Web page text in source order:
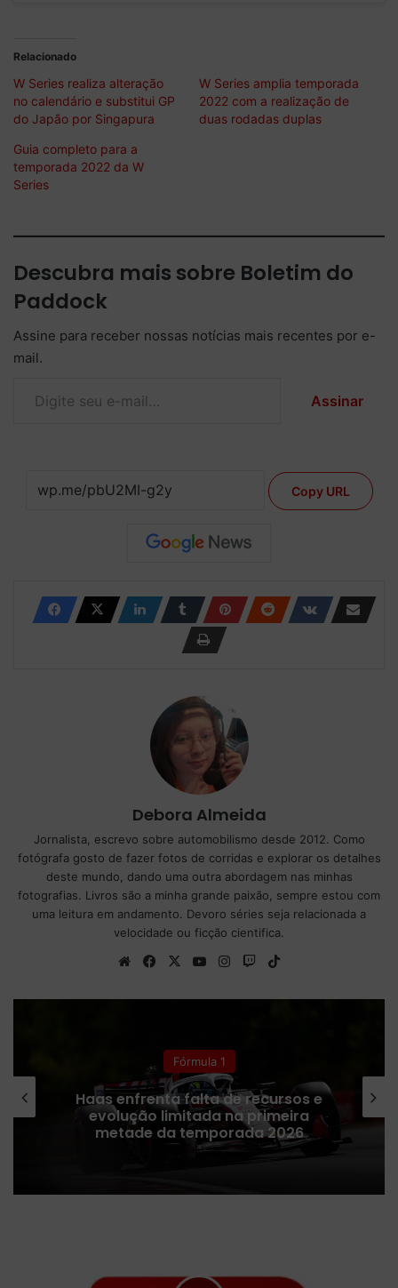
Relacionado
W Series realiza alteração
no calendário e substitui GP
do Japão por Singapura
W Series amplia temporada
2022 com a realização de
duas rodadas duplas
Guia completo para a
temporada 2022 da W
Series
Descubra mais sobre Boletim do
Paddock
Assine para receber nossas notícias mais recentes por e-
mail.
Assinar
Copy URL
Debora Almeida
Jornalista, escrevo sobre automobilismo desde 2012. Como
fotógrafa gosto de fazer fotos de corridas e explorar os detalhes
deste mundo, dando uma outra abordagem nas minhas
fotografias. Livros são a minha grande paixão, sempre estou com
uma leitura em andamento. Devoro séries seja relacionada a
velocidade ou ficção cientifica.
We
te
Fa
bo
X
Yo
ub
Ins
ra
Tw
h
k
Fórmula 1
Receita da Fórmula 1 despenca após
cancelamentos da provas no Oriente
Médio, revela Liberty Media